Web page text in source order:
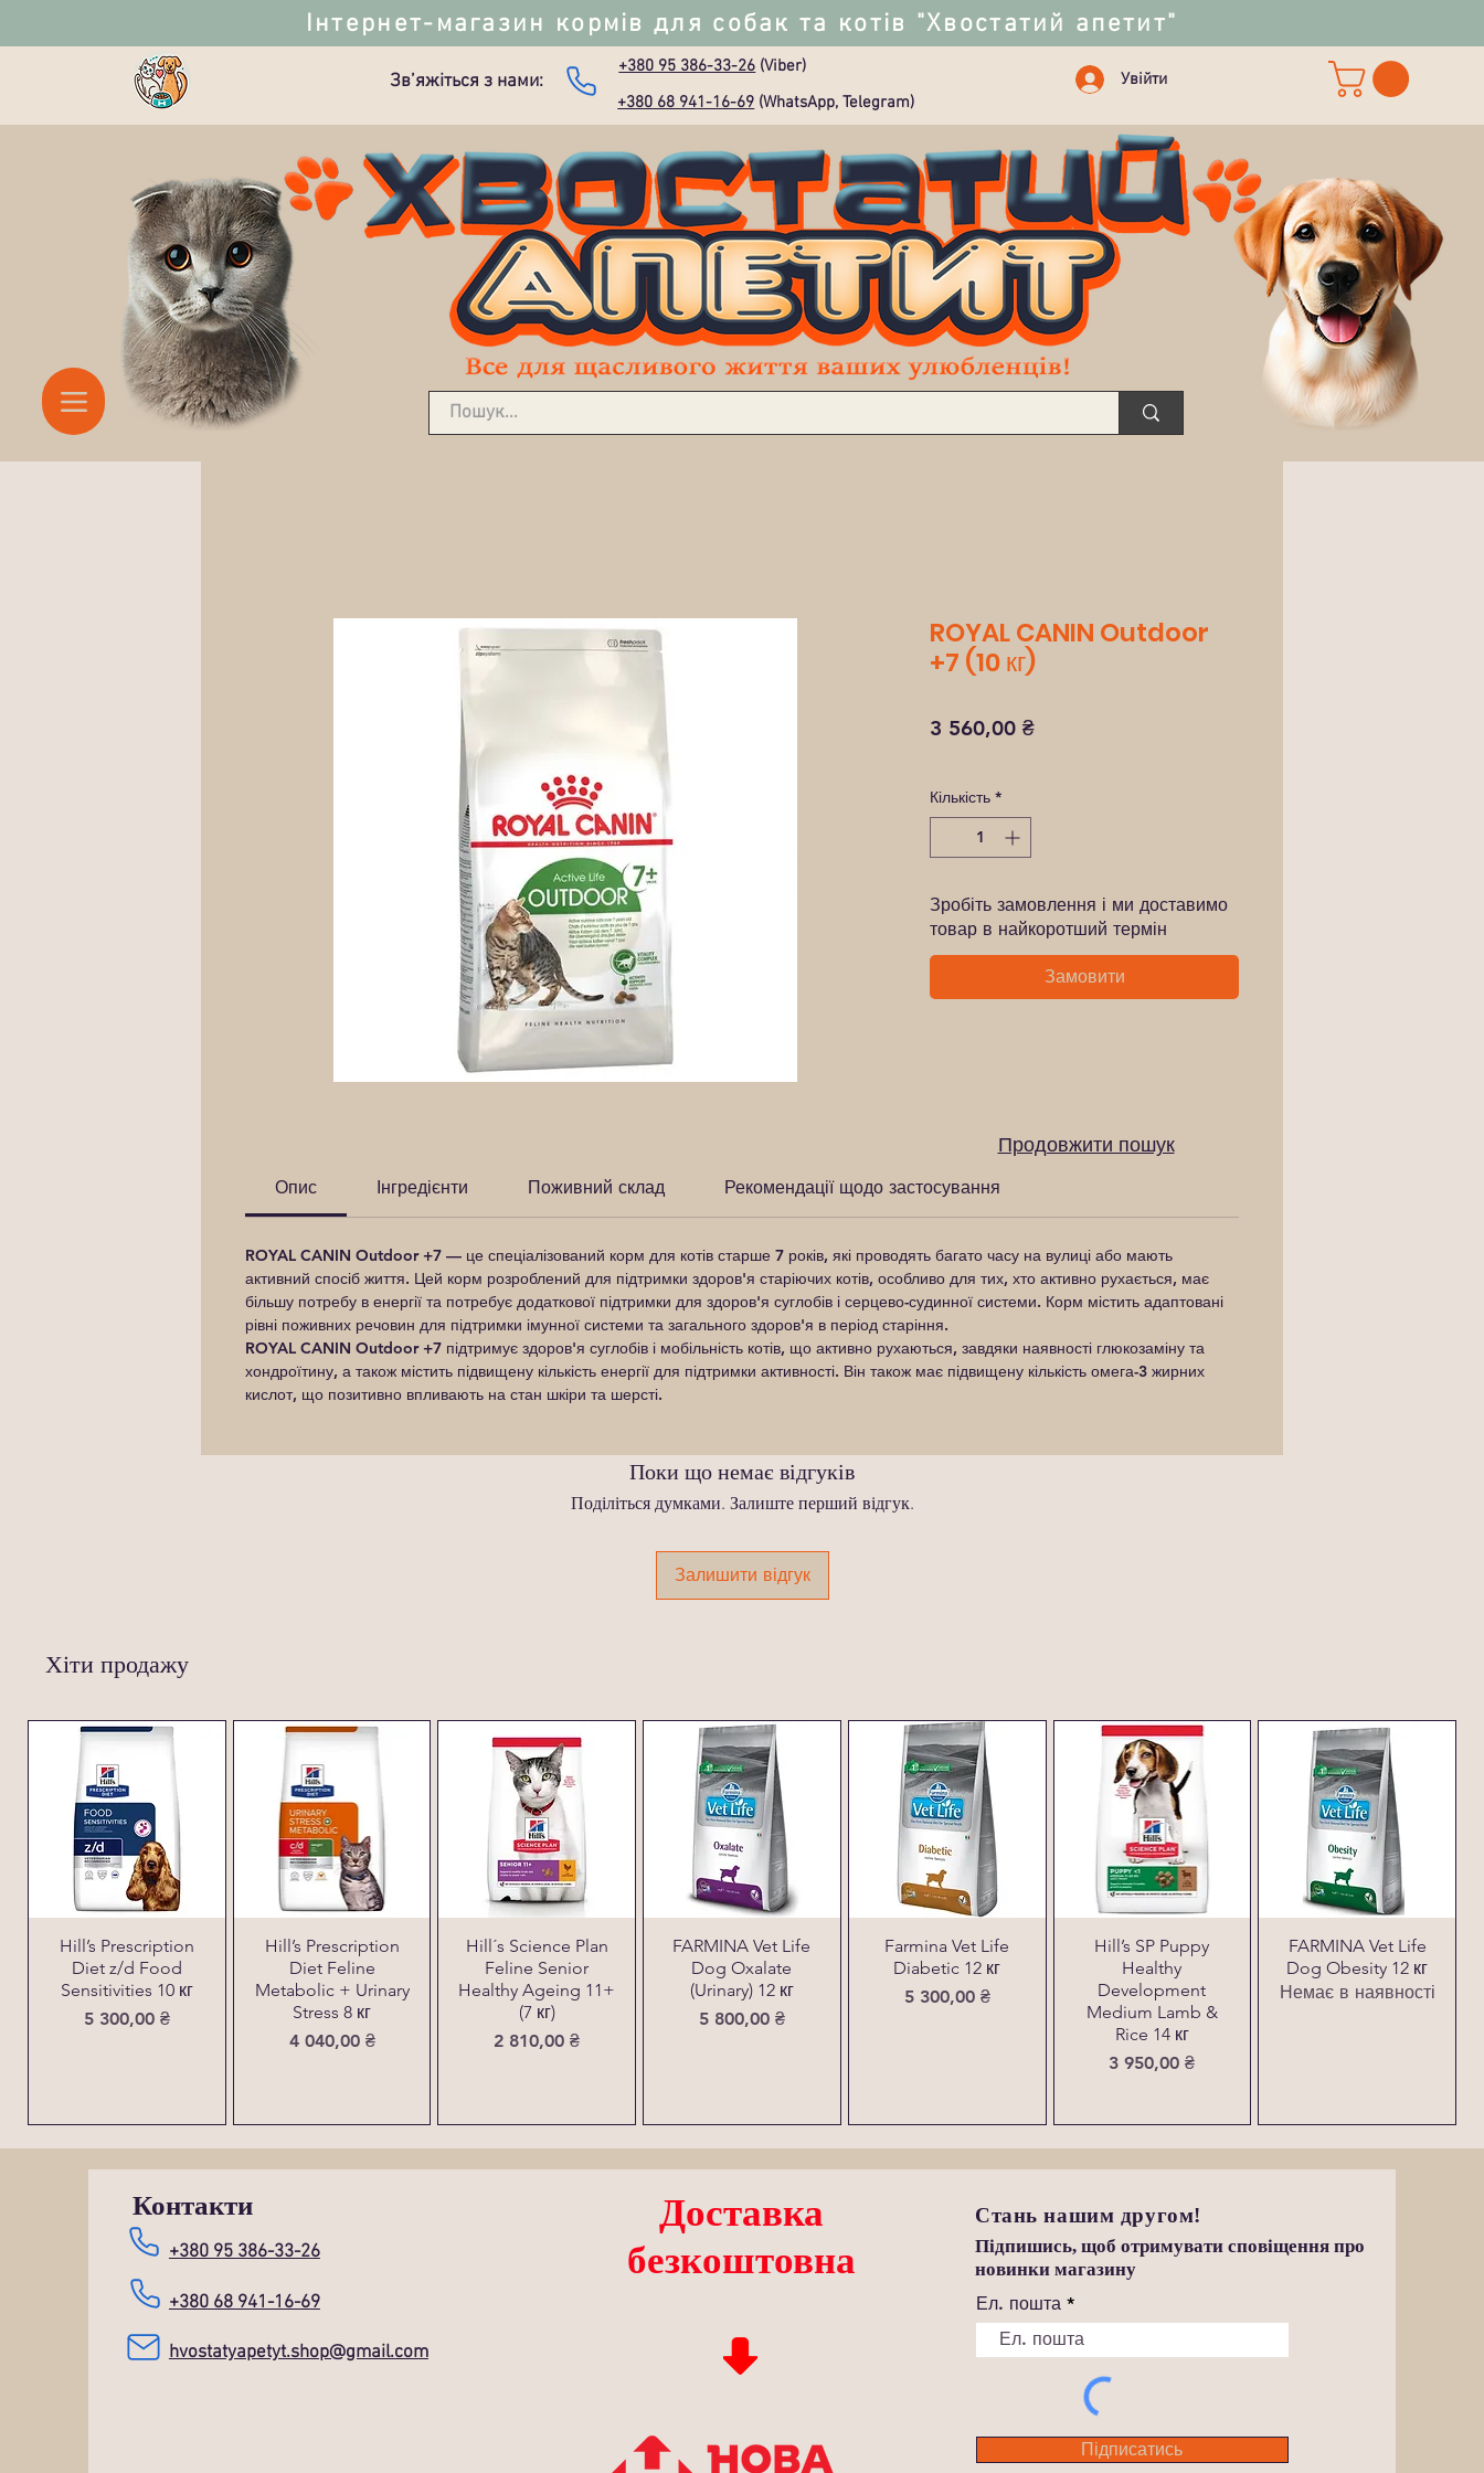
Інтернет-магазин кормів для собак та котів "Хвостатий апетит"
Зв’яжіться з нами:
+380 95 386-33-26 (Viber)
+380 68 941-16-69 (WhatsApp, Telegram)
Увійти
ROYAL CANIN Outdoor
+7 (10 кг)
3 560,00 ₴Ціна
Кількість *
Зробіть замовлення і ми доставимо
товар в найкоротший термін
Замовити
Опис Інгредієнти Поживний склад Рекомендації щодо застосування
ROYAL CANIN Outdoor +7 — це спеціалізований корм для котів старше 7 років, які проводять багато часу на вулиці або мають
активний спосіб життя. Цей корм розроблений для підтримки здоров'я старіючих котів, особливо для тих, хто активно рухається, має
більшу потребу в енергії та потребує додаткової підтримки для здоров'я суглобів і серцево-судинної системи. Корм містить адаптовані
рівні поживних речовин для підтримки імунної системи та загального здоров'я в період старіння.
ROYAL CANIN Outdoor +7 підтримує здоров'я суглобів і мобільність котів, що активно рухаються, завдяки наявності глюкозаміну та
хондроїтину, а також містить підвищену кількість енергії для підтримки активності. Він також має підвищену кількість омега-3 жирних
кислот, що позитивно впливають на стан шкіри та шерсті.
Поки що немає відгуків
Поділіться думками. Залиште перший відгук.
Залишити відгук
Продовжити пошук
Хіти продажу
Hill’s Prescription
Diet z/d Food
Sensitivities 10 кг
Ціна
5 300,00 ₴
Hill’s Prescription
Diet Feline
Metabolic + Urinary
Stress 8 кг
Ціна
4 040,00 ₴
Hill´s Science Plan
Feline Senior
Healthy Ageing 11+
(7 кг)
Ціна
2 810,00 ₴
FARMINA Vet Life
Dog Oxalate
(Urinary) 12 кг
Ціна
5 800,00 ₴
Farmina Vet Life
Diabetic 12 кг
Ціна
5 300,00 ₴
Hill’s SP Puppy
Healthy
Development
Medium Lamb &
Rice 14 кг
Ціна
3 950,00 ₴
FARMINA Vet Life
Dog Obesity 12 кг
Немає в наявності
Контакти
+380 95 386-33-26
+380 68 941-16-69
hvostatyapetyt.shop@gmail.com
Доставка
безкоштовна
Стань нашим другом!
Підпишись, щоб отримувати сповіщення про
новинки магазину
Ел. пошта
Підписатись